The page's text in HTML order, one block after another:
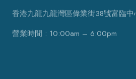
香港九龍九龍灣區偉業街38號富臨
營業時間 : 10:00am – 6:00pm